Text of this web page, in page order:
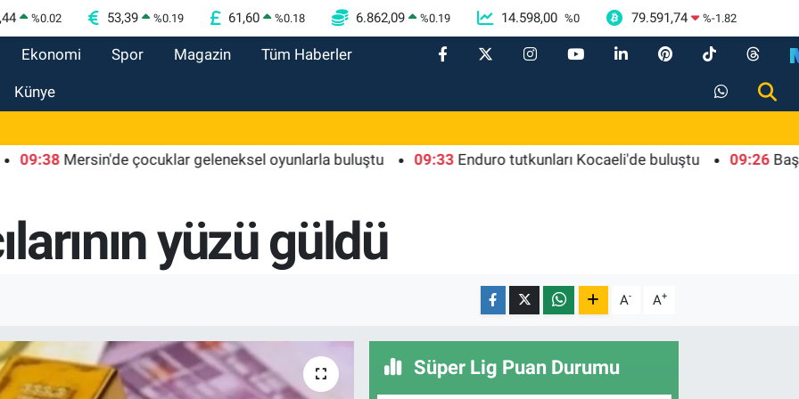
%0.02 53,39 %0.19 61,60 %0.18 6.862,09 %0.19 14.598,00 %0 79.591,74 %-1.82
Ekonomi Spor Magazin Tüm Haberler
Künye
Mersin'de çocuklar geleneksel oyunlarla buluştu 09:33 Enduro tutkunları Kocaeli'de buluştu 09:26 Başkentte
yüzü güldü
A- A+
Süper Lig Puan Durumu